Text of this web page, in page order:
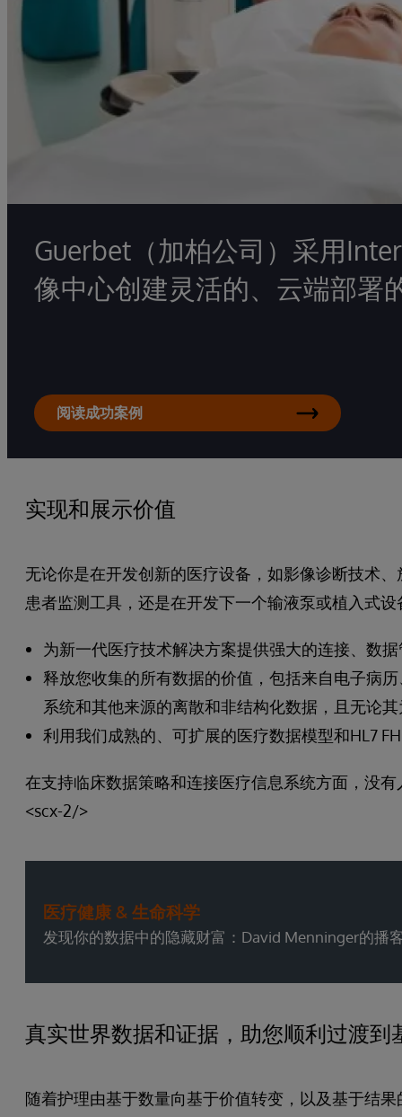
Guerbet（加柏公司）采用
像中心创建灵活的、云端部署
阅读成功案例
实现和展示价值
无论你是在开发创新的医疗设备，如影像诊断技术
患者监测工具，还是在开发下一个输液泵或植入式
为新一代医疗技术解决方案提供强大的连接、数
释放您收集的所有数据的价值，包括来自电子病
系统和其他来源的离散和非结构化数据，且无论
利用我们成熟的、可扩展的医疗数据模型和HL7
在支持临床数据策略和连接医疗信息系统方面，没
<scx-2/>
医疗健康 & 生命科学
发现你的数据中的隐藏财富：David Menninger的播
真实世界数据和证据，助您顺利过渡到
随着护理由基于数量向基于价值转变，以及基于结